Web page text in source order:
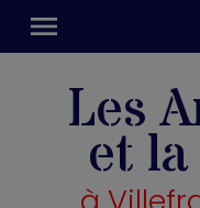
menu
Les
et